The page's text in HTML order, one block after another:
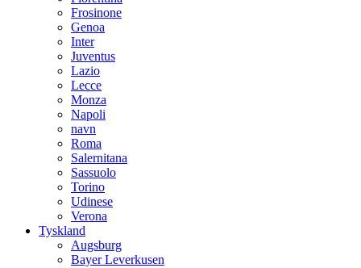
Frosinone
Genoa
Inter
Juventus
Lazio
Lecce
Monza
Napoli
navn
Roma
Salernitana
Sassuolo
Torino
Udinese
Verona
Tyskland
Augsburg
Bayer Leverkusen